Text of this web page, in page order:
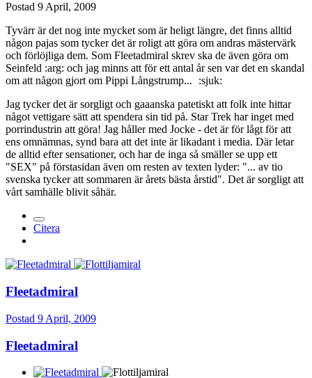
Postad 9 April, 2009
Tyvärr är det nog inte mycket som är heligt längre, det finns alltid
någon pajas som tycker det är roligt att göra om andras mästervärk
och förlöjliga dem. Som Fleetadmiral skrev ska de även göra om
Seinfeld :arg: och jag minns att för ett antal år sen var det en skandal
om att någon gjort om Pippi Långstrump...
:sjuk:
Jag tycker det är sorgligt och gaaanska patetiskt att folk inte hittar
något vettigare sätt att spendera sin tid på. Star Trek har inget med
porrindustrin att göra! Jag håller med Jocke - det är för lågt för att
ens omnämnas, synd bara att det inte är likadant i media. Där letar
de alltid efter sensationer, och har de inga så smäller se upp ett
"SEX" på förstasidan även om resten av texten lyder: "... av tio
svenska tycker att sommaren är årets bästa årstid". Det är sorgligt att
vårt samhälle blivit såhär.
Citera
Fleetadmiral
Postad 9 April, 2009
Fleetadmiral